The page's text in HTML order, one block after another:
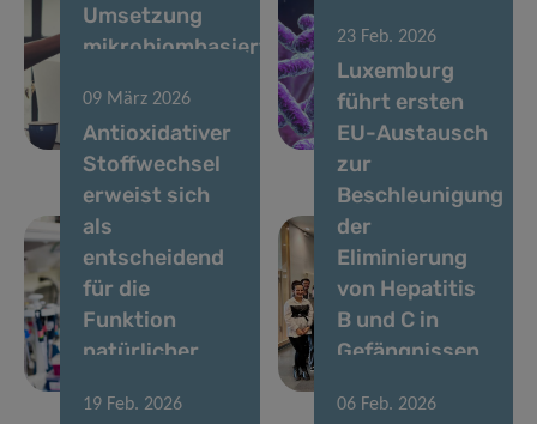
Umsetzung
mikrobiombasierter
die
Darmgesundheit
Unterstützung
durch MSCA
Postdoctoral
Fellowship
09 März 2026
Antioxidativer
Stoffwechsel
erweist sich
als
entscheidend
für die
Funktion
natürlicher
23 Feb. 2026
Luxemburg
führt ersten
EU-Austausch
zur
Beschleunigung
der
Eliminierung
von Hepatitis
B und C in
Gefängnissen
19 Feb. 2026 06 Feb. 2026